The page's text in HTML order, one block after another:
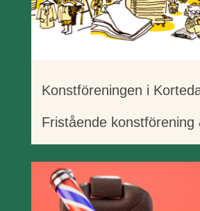
Konstföreningen i
Fristående konstförening